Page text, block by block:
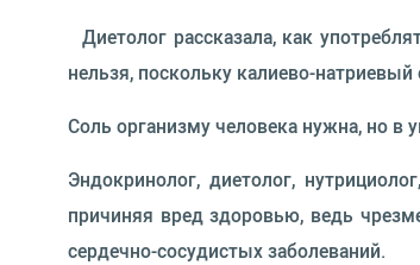
Диетолог рассказала, как
нельзя, поскольку калиево-
Соль организму человека нужна, но в
Эндокринолог, диетолог,
причиняя вред здоровью, ведь
сердечно-сосудистых заболеваний.